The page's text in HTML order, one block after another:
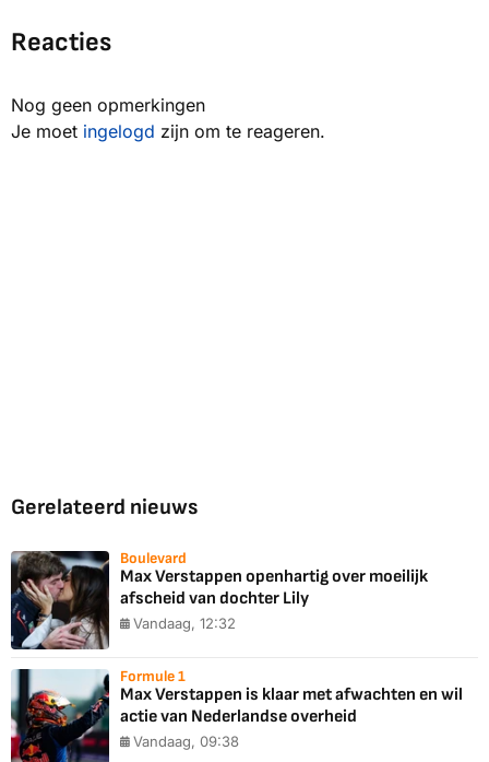
Reacties
Nog geen opmerkingen
Je moet ingelogd zijn om te reageren.
Gerelateerd nieuws
Boulevard
Max Verstappen openhartig over moeilijk
afscheid van dochter Lily
Vandaag, 12:32
Formule 1
Max Verstappen is klaar met afwachten en wil
actie van Nederlandse overheid
Vandaag, 09:38